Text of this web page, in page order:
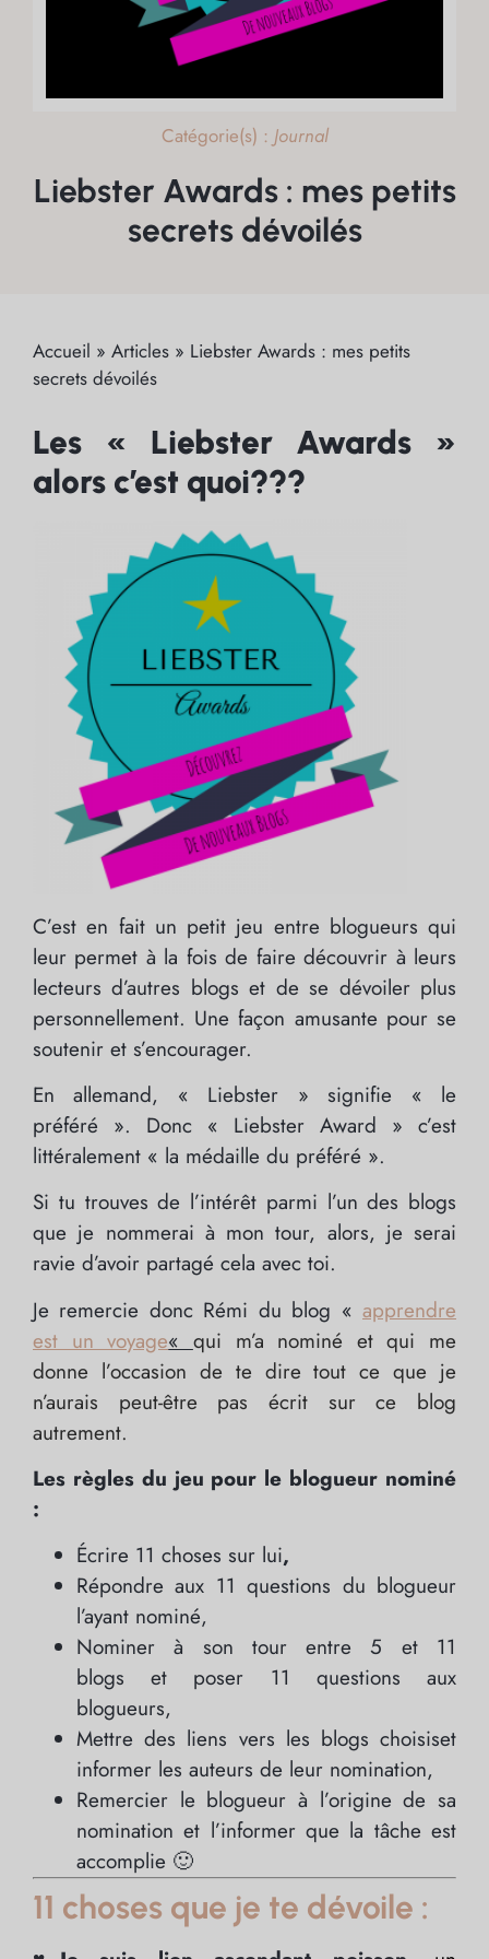
Catégorie(s) : Journal
Liebster Awards : mes petits
secrets dévoilés
Accueil » Articles » Liebster Awards : mes petits
secrets dévoilés
Les « Liebster Awards »
alors c’est quoi???
C’est en fait un petit jeu entre blogueurs qui
leur permet à la fois de faire découvrir à leurs
lecteurs d’autres blogs et de se dévoiler plus
personnellement. Une façon amusante pour se
soutenir et s’encourager.
En allemand, « Liebster » signifie « le
préféré ». Donc « Liebster Award » c’est
littéralement « la médaille du préféré ».
Si tu trouves de l’intérêt parmi l’un des blogs
que je nommerai à mon tour, alors, je serai
ravie d’avoir partagé cela avec toi.
Je remercie donc Rémi du blog « apprendre
est un voyage« qui m’a nominé et qui me
donne l’occasion de te dire tout ce que je
n’aurais peut-être pas écrit sur ce blog
autrement.
Les règles du jeu pour le blogueur nominé
:
Écrire 11 choses sur lui,
Répondre aux 11 questions du blogueur
l’ayant nominé,
Nominer à son tour entre 5 et 11
blogs et poser 11 questions aux
blogueurs,
Mettre des liens vers les blogs choisiset
informer les auteurs de leur nomination,
Remercier le blogueur à l’origine de sa
nomination et l’informer que la tâche est
accomplie 🙂
11 choses que je te dévoile :